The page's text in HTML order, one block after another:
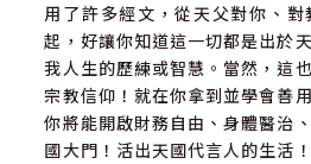
用了許多經文，從天父對你、
起，好讓你知道這一切都是出於
我人生的歷練或智慧。當然，這
宗教信仰！就在你拿到並學會善
你將能開啟財務自由、身體醫治
國大門！活出天國代言人的生活